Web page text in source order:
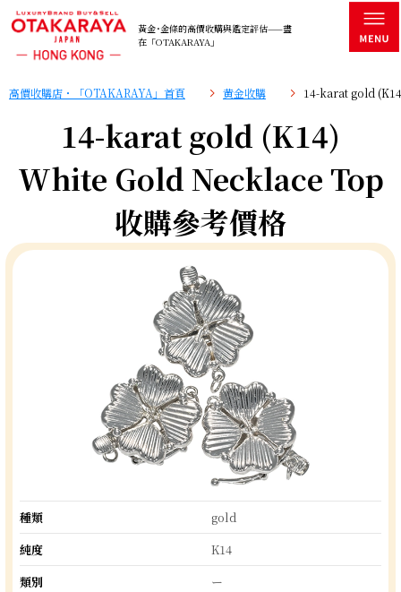
黃金･金條的高價收購與鑑定評估——盡
在「OTAKARAYA」
高價收購店・「OTAKARAYA」首頁 黄金收購 14-karat gold
14-karat gold (K14)
White Gold Necklace Top
收購參考價格
種類
gold
純度
K14
類別
ー